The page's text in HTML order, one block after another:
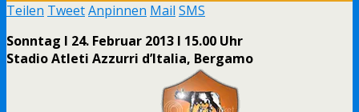
Teilen TweetAnpinnen Mail SMS
Sonntag I 24. Februar 2013 I 15.00 Uhr
Stadio Atleti Azzurri d’Italia, Bergamo